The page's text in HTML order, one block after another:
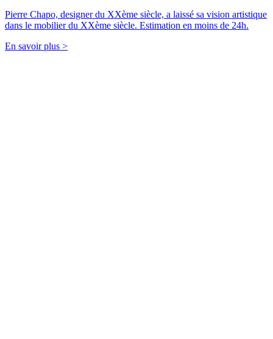
Pierre Chapo, designer du XXème siècle, a laissé sa vision artistique
dans le mobilier du XXème siècle. Estimation en moins de 24h.
En savoir plus >